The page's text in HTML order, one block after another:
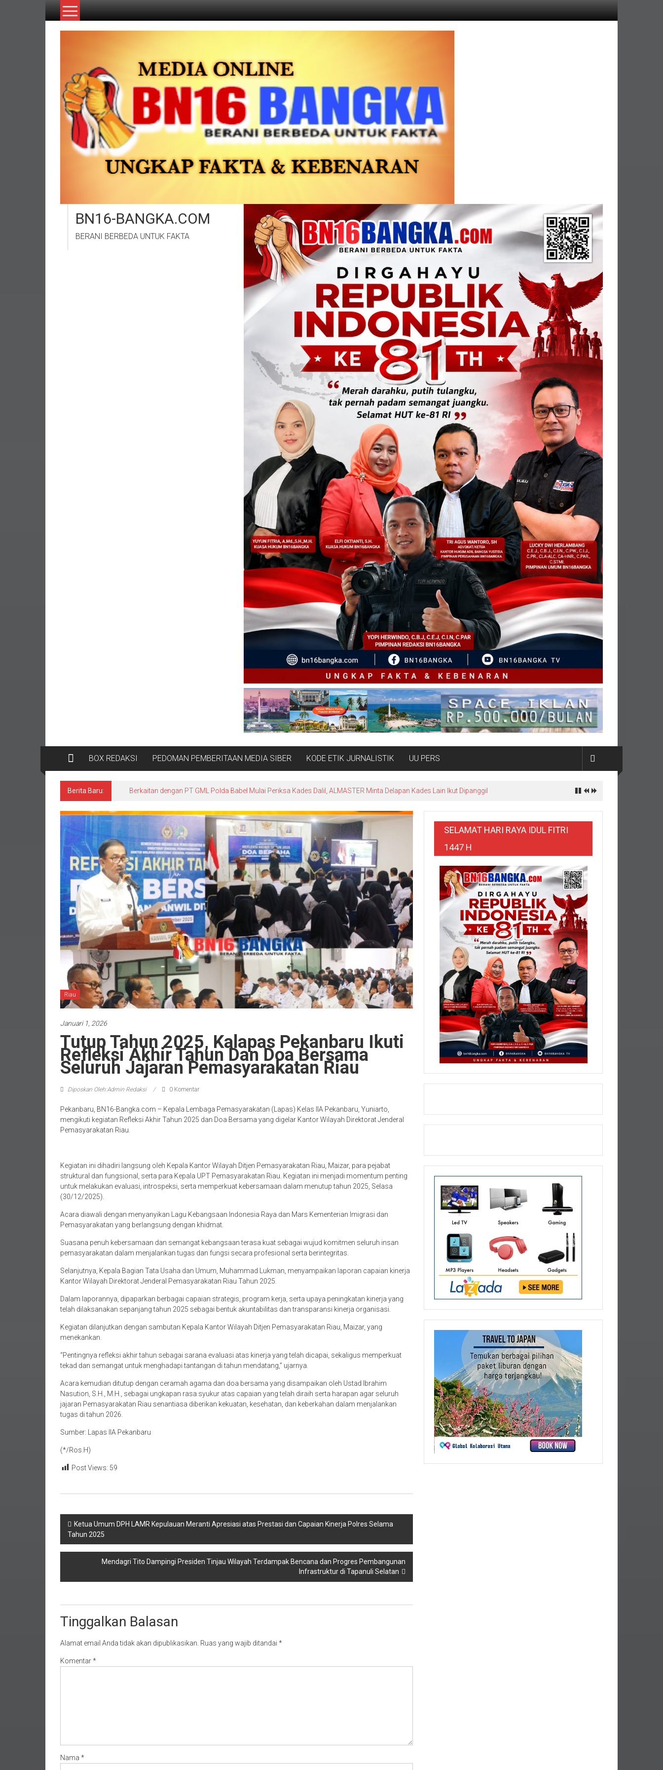
Lompat
BN16-BANGKA.COM
BERANI BERBEDA UNTUK FAKTA
BOX REDAKSI PEDOMAN PEMBERITAAN MEDIA SIBER KODE ETIK JURNALISTIK UU PERS
Berita Baru: Surat Resmi Jejaring Media Dewan Pers: Radakbabel.com Terbukti Langgar Kode Etik Jurnalistik dalam Pemberitaan Tin Slag
Riau
Januari 1, 2026
Tutup Tahun 2025, Kalapas Pekanbaru Ikuti
Refleksi Akhir Tahun Dan Doa Bersama
Seluruh Jajaran Pemasyarakatan Riau
Diposkan Oleh:Admin Redaksi 0 Komentar
Pekanbaru, BN16-Bangka.com – Kepala Lembaga Pemasyarakatan (Lapas) Kelas IIA Pekanbaru, Yuniarto,
mengikuti kegiatan Refleksi Akhir Tahun 2025 dan Doa Bersama yang digelar Kantor Wilayah Direktorat Jenderal
Pemasyarakatan Riau.
Kegiatan ini dihadiri langsung oleh Kepala Kantor Wilayah Ditjen Pemasyarakatan Riau, Maizar, para pejabat
struktural dan fungsional, serta para Kepala UPT Pemasyarakatan Riau. Kegiatan ini menjadi momentum penting
untuk melakukan evaluasi, introspeksi, serta memperkuat kebersamaan dalam menutup tahun 2025, Selasa
(30/12/2025).
Acara diawali dengan menyanyikan Lagu Kebangsaan Indonesia Raya dan Mars Kementerian Imigrasi dan
Pemasyarakatan yang berlangsung dengan khidmat.
Suasana penuh kebersamaan dan semangat kebangsaan terasa kuat sebagai wujud komitmen seluruh insan
pemasyarakatan dalam menjalankan tugas dan fungsi secara profesional serta berintegritas.
Selanjutnya, Kepala Bagian Tata Usaha dan Umum, Muhammad Lukman, menyampaikan laporan capaian kinerja
Kantor Wilayah Direktorat Jenderal Pemasyarakatan Riau Tahun 2025.
Dalam laporannya, dipaparkan berbagai capaian strategis, program kerja, serta upaya peningkatan kinerja yang
telah dilaksanakan sepanjang tahun 2025 sebagai bentuk akuntabilitas dan transparansi kinerja organisasi.
Kegiatan dilanjutkan dengan sambutan Kepala Kantor Wilayah Ditjen Pemasyarakatan Riau, Maizar, yang
menekankan.
“Pentingnya refleksi akhir tahun sebagai sarana evaluasi atas kinerja yang telah dicapai, sekaligus memperkuat
tekad dan semangat untuk menghadapi tantangan di tahun mendatang,” ujarnya.
Acara kemudian ditutup dengan ceramah agama dan doa bersama yang disampaikan oleh Ustad Ibrahim
Nasution, S.H., M.H., sebagai ungkapan rasa syukur atas capaian yang telah diraih serta harapan agar seluruh
jajaran Pemasyarakatan Riau senantiasa diberikan kekuatan, kesehatan, dan keberkahan dalam menjalankan
tugas di tahun 2026.
Sumber: Lapas llA Pekanbaru
(*/Ros.H)
Post Views: 59
Navigasi
pos
Ketua Umum DPH LAMR Kepulauan Meranti Apresiasi atas Prestasi dan Capaian Kinerja Polres Selama
Tahun 2025
Mendagri Tito Dampingi Presiden Tinjau Wilayah Terdampak Bencana dan Progres Pembangunan
Infrastruktur di Tapanuli Selatan
Tinggalkan Balasan
Alamat email Anda tidak akan dipublikasikan. Ruas yang wajib ditandai *
Komentar*
Nama *
SELAMAT HARI RAYA IDUL FITRI
1447 H